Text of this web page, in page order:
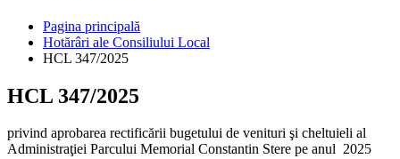
Pagina principală
Hotărâri ale Consiliului Local
HCL 347/2025
HCL 347/2025
privind aprobarea rectificării bugetului de venituri şi cheltuieli al
Administraţiei Parcului Memorial Constantin Stere pe anul 2025